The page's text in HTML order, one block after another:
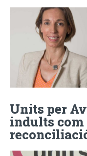
Units per
indults com